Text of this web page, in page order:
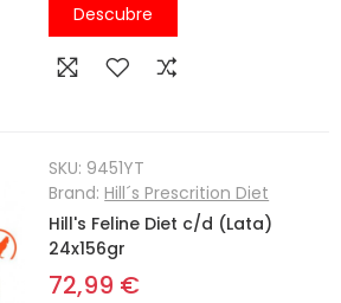
Descubre
SKU: 9451YT
Brand:Hill´s Prescrition Diet
Hill's Feline Diet c/d (Lata)
24x156gr
72,99 €